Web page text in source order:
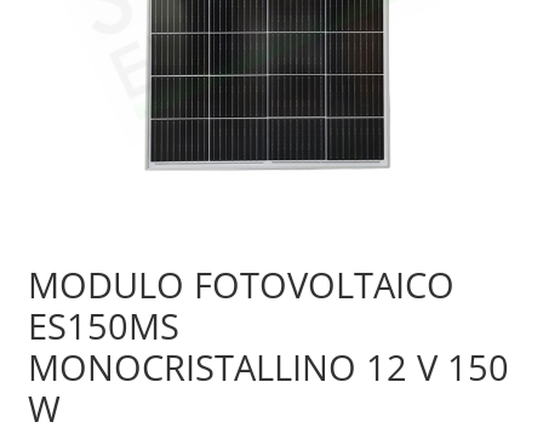
MODULO FOTOVOLTAICO
ES150MS
MONOCRISTALLINO 12 V 150
W